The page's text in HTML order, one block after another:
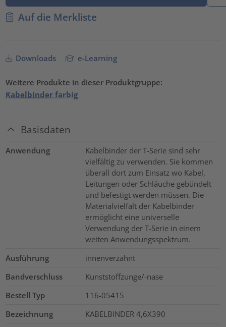
Auf die Merkliste
Downloads e-Learning
Weitere Produkte in dieser Produktgruppe:
Kabelbinder farbig
Basisdaten
Anwendung
Kabelbinder der T-Serie sind sehr
vielfältig zu verwenden. Sie kommen
überall dort zum Einsatz wo Kabel,
Leitungen oder Schläuche gebündelt
und befestigt werden müssen. Die
Materialvielfalt der Kabelbinder
ermöglicht eine universelle
Verwendung der T-Serie in einem
weiten Anwendungsspektrum.
Ausführung
innenverzahnt
Bandverschluss
Kunststoffzunge/-nase
Bestell Typ
116-05415
Bezeichnung
KABELBINDER 4,6X390